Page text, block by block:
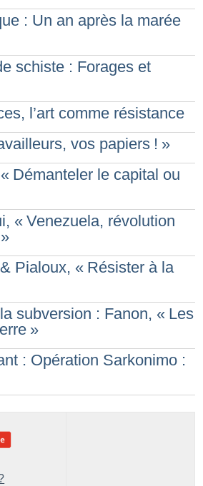
: Un an après la marée
schiste : Forages et
l’art comme résistance
vos papiers ! »
Démanteler le capital ou
« Venezuela, révolution
»
Pialoux, « Résister à la
subversion : Fanon, « Les
»
: Opération Sarkonimo :